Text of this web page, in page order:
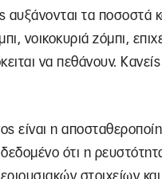
αυξάνονται τα ποσοστά
νοικοκυριά ζόμπι,
να πεθάνουν.
είναι η
ότι η
στοιχείων